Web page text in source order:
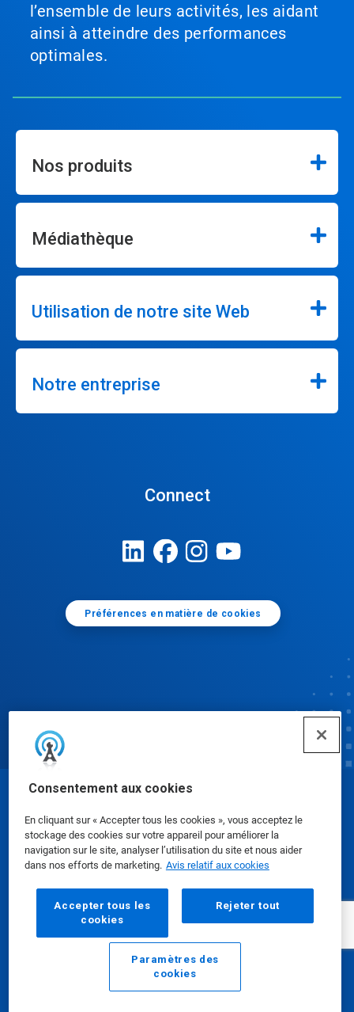
Consentement aux cookies
En cliquant sur « Accepter tous les cookies », vous acceptez le
stockage des cookies sur votre appareil pour améliorer la
navigation sur le site, analyser l’utilisation du site et nous aider
dans nos efforts de marketing. Avis relatif aux cookies
Accepter tous les
cookies
Rejeter tout
Paramètres des
cookies
l’ensemble de leurs activités, les aidant
ainsi à atteindre des performances
optimales.
Nos produits
Médiathèque
Utilisation de notre site Web
Notre entreprise
Connect
Préférences en matière de cookies
Courriel Appeler
Fiches signalétiques|Politique de confidentialité
Modalités d'utilisation